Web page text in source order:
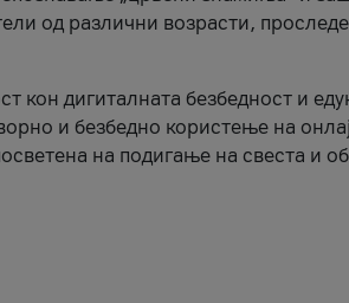
од различни возрасти,
кон дигиталната безбедност и
и безбедно користење на
на подигање на свеста и